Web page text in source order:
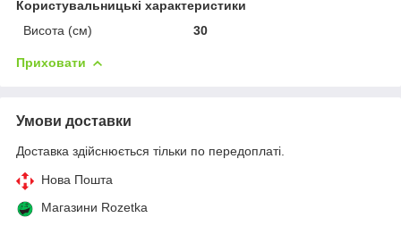
Користувальницькі характеристики
Висота (см)
30
Приховати
Умови доставки
Доставка здійснюється тільки по передоплаті.
Нова Пошта
Магазини Rozetka